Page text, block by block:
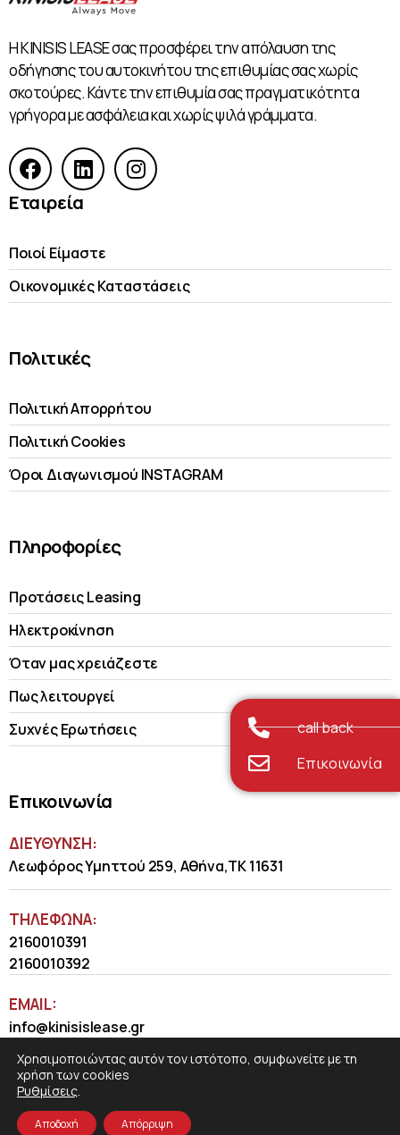
Η KINISIS LEASE σας προσφέρει την απόλαυση της
οδήγησης του αυτοκινήτου της επιθυμίας σας χωρίς
σκοτούρες. Κάντε την επιθυμία σας πραγματικότητα
γρήγορα με ασφάλεια και χωρίς ψιλά γράμματα.
Εταιρεία
Ποιοί Είμαστε
Οικονομικές Kαταστάσεις
Πολιτικές
Πολιτική Απορρήτου
Πολιτική Cookies
Όροι Διαγωνισμού INSTAGRAM
Πληροφορίες
Προτάσεις Leasing
Ηλεκτροκίνηση
Όταν μας χρειάζεστε
Πως λειτουργεί
Συχνές Ερωτήσεις
Επικοινωνία
ΔΙΕΥΘΥΝΣΗ:
Λεωφόρος Υμηττού 259, Αθήνα,ΤΚ 11631
ΤΗΛΈΦΩΝΑ:
2160010391
2160010392
EMAIL:
info@kinisislease.gr
call back
Επικοινωνία
Χρησιμοποιώντας αυτόν τον ιστότοπο, συμφωνείτε με τη
χρήση των cookies
Ρυθμίσεις.
Αποδοχή Απόρριψη